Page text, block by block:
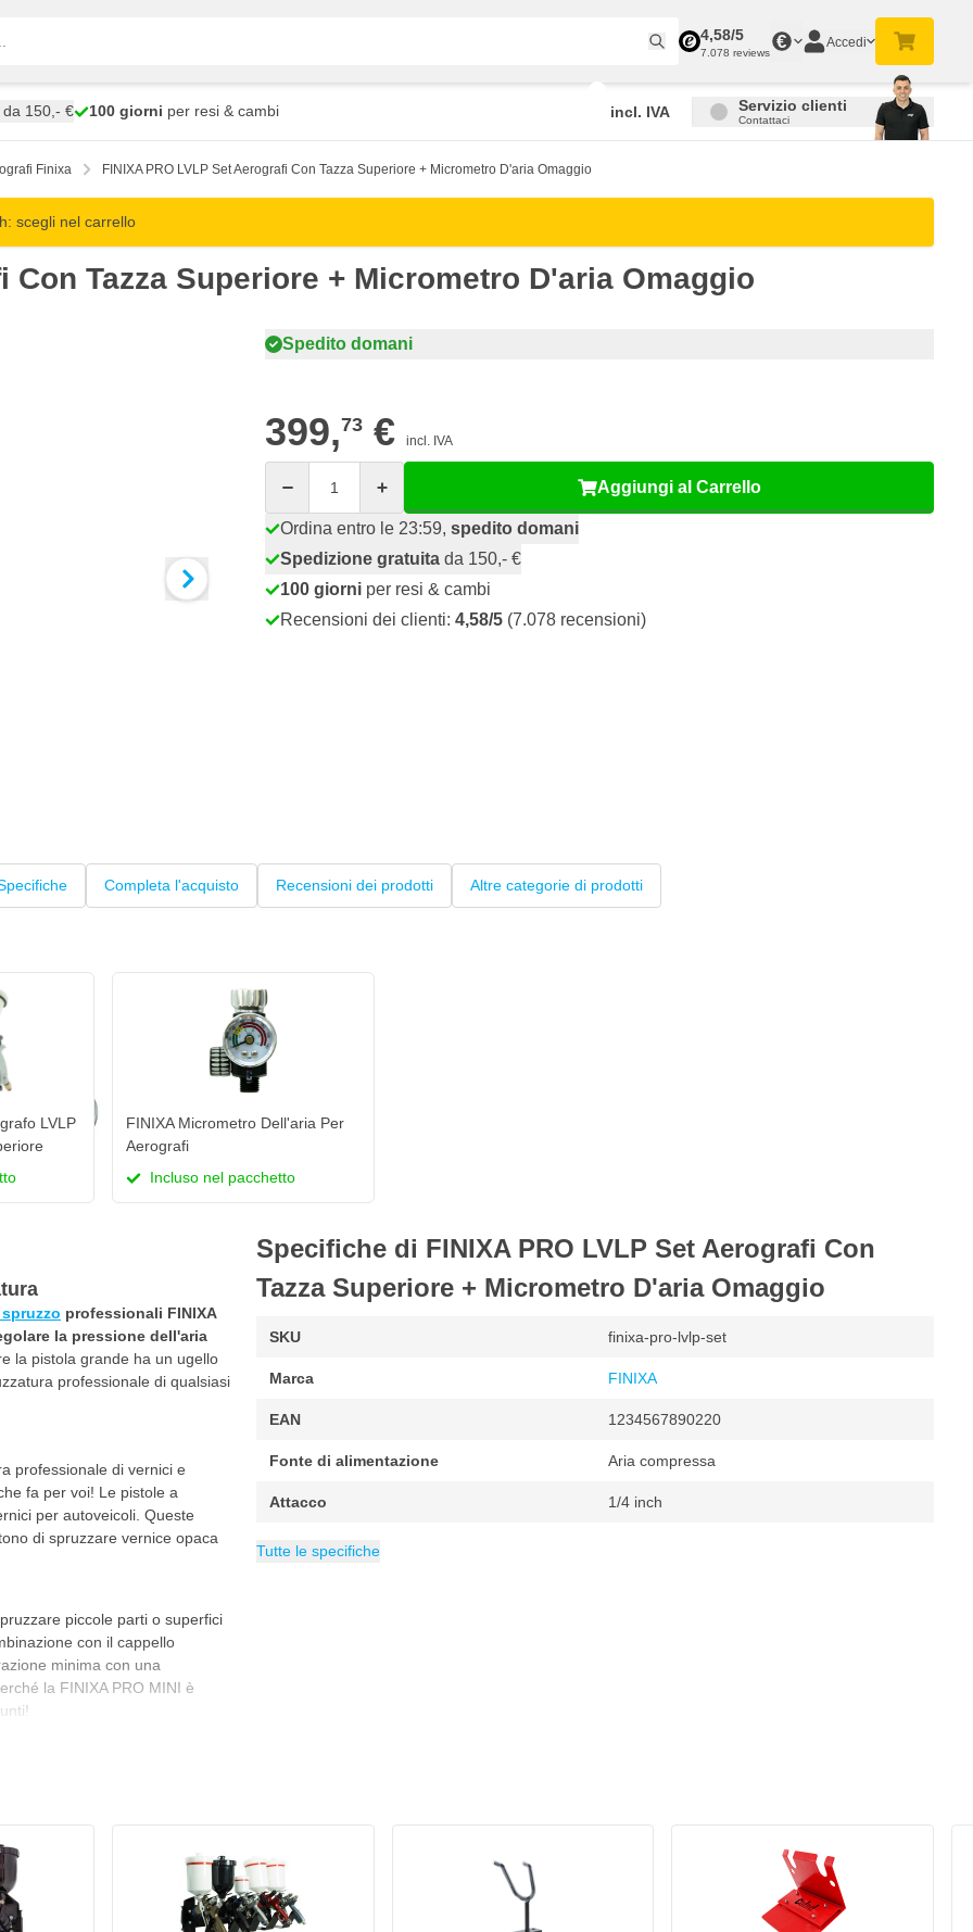
4,58/5
7.078 reviews
€ Accedi
da 150,- € 100 giorni per resi & cambi incl. IVA Servizio clienti
Contattaci
Finixa FINIXA PRO LVLP Set Aerografi Con Tazza Superiore + Micrometro D'aria Omaggio
scegli nel carrello
Con Tazza Superiore + Micrometro D'aria Omaggio
Spedito domani
399,73 € incl. IVA
Aggiungi al Carrello
Ordina entro le 23:59, spedito domani
Spedizione gratuita da 150,- €
100 giorni per resi & cambi
Recensioni dei clienti: 4,58/5 (7.078 recensioni)
Completa l'acquisto Recensioni dei prodotti Altre categorie di prodotti
LVLP
FINIXA Micrometro Dell'aria Per
Aerografi
Incluso nel pacchetto
professionali FINIXA
la pressione dell'aria
la pistola grande ha un ugello
professionale di qualsiasi
professionale di vernici e
fa per voi! Le pistole a
per autoveicoli. Queste
di spruzzare vernice opaca
piccole parti o superfici
con il cappello
minima con una
la FINIXA PRO MINI è
vernice trasparente! Grazie
da 1,3 mm, è possibile
valigetta in cui la pistola può
Specifiche di FINIXA PRO LVLP Set Aerografi Con
Tazza Superiore + Micrometro D'aria Omaggio
SKU finixa-pro-lvlp-set
Marca FINIXA
EAN 1234567890220
Fonte di alimentazione Aria compressa
Attacco 1/4 inch
Confezione
Consumo d'aria
Modello Tazza superiore
Applicazione
Categoria
Tutte le specifiche